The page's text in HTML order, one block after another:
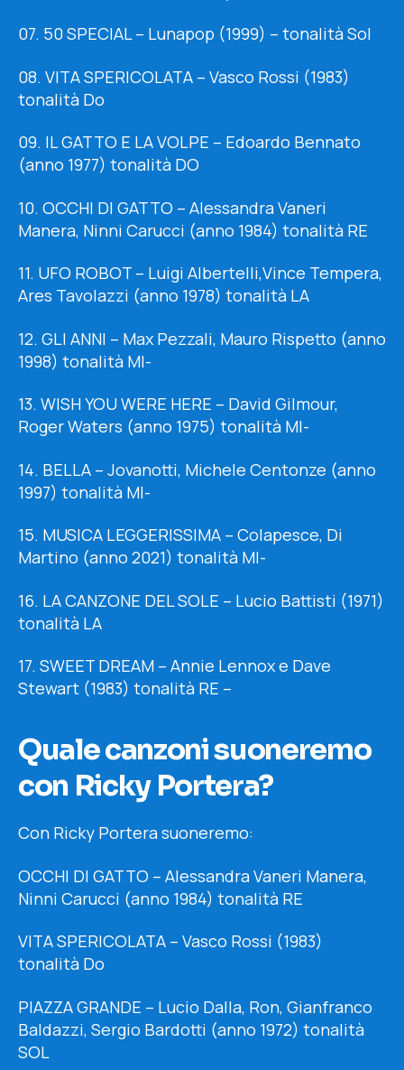
07. 50 SPECIAL – Lunapop (1999) – tonalità Sol
08. VITA SPERICOLATA – Vasco Rossi (1983)
tonalità Do
09. IL GATTO E LA VOLPE – Edoardo Bennato
(anno 1977) tonalità DO
10. OCCHI DI GATTO – Alessandra Vaneri
Manera, Ninni Carucci (anno 1984) tonalità RE
11. UFO ROBOT – Luigi Albertelli,Vince Tempera,
Ares Tavolazzi (anno 1978) tonalità LA
12. GLI ANNI – Max Pezzali, Mauro Rispetto (anno
1998) tonalità MI-
13. WISH YOU WERE HERE – David Gilmour,
Roger Waters (anno 1975) tonalità MI-
14. BELLA – Jovanotti, Michele Centonze (anno
1997) tonalità MI-
15. MUSICA LEGGERISSIMA – Colapesce, Di
Martino (anno 2021) tonalità MI-
16. LA CANZONE DEL SOLE – Lucio Battisti (1971)
tonalità LA
17. SWEET DREAM – Annie Lennox e Dave
Stewart (1983) tonalità RE –
Quale canzoni suoneremo
con Ricky Portera?
Con Ricky Portera suoneremo:
OCCHI DI GATTO – Alessandra Vaneri Manera,
Ninni Carucci (anno 1984) tonalità RE
VITA SPERICOLATA – Vasco Rossi (1983)
tonalità Do
PIAZZA GRANDE – Lucio Dalla, Ron, Gianfranco
Baldazzi, Sergio Bardotti (anno 1972) tonalità
SOL